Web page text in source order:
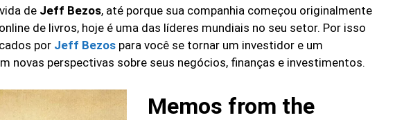
de Jeff Bezos, até porque sua companhia começou originalmente
de livros, hoje é uma das líderes mundiais no seu setor. Por isso
por Jeff Bezos para você se tornar um investidor e um
novas perspectivas sobre seus negócios, finanças e investimentos.
Memos from the